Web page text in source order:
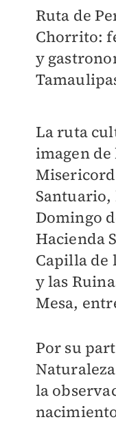
Ruta de
Chorrito:
y
La ruta
imagen
Santuario,
Domingo
Hacienda
Capilla de
y las
Mesa,
Por su
la